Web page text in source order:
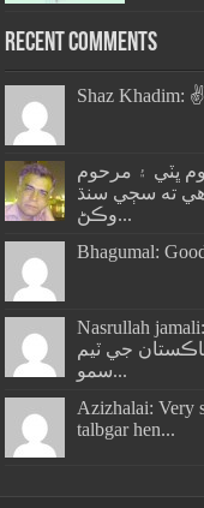
Recent Comments
Shaz Khadim:
ڀٽي ۽ مرحوم
هي ته سڄي سنڌ
وڪڻ...
Bhagumal:
Nasrullah jamali: گورنر عمران اسماعيل جھڙا نااهل
جي ٽيم
سمو...
Azizhalai: Very
talbgar hen...